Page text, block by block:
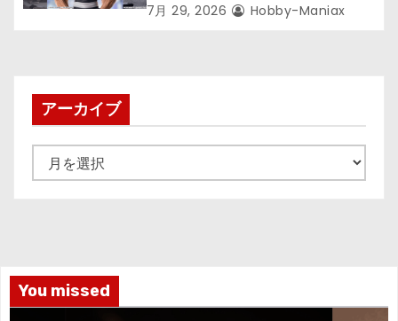
が登場ッッ!!
7月 29, 2026 Hobby-Maniax
アーカイブ
ー
You missed